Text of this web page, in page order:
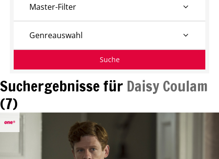
Suchergebnisse für Daisy Coulam
(7)
Master-Filter
Genreauswahl
Suche